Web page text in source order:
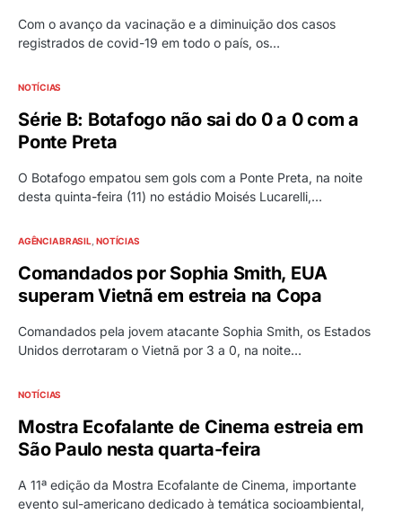
Com o avanço da vacinação e a diminuição dos casos
registrados de covid-19 em todo o país, os…
NOTÍCIAS
Série B: Botafogo não sai do 0 a 0 com a
Ponte Preta
O Botafogo empatou sem gols com a Ponte Preta, na noite
desta quinta-feira (11) no estádio Moisés Lucarelli,…
AGÊNCIA BRASIL NOTÍCIAS
Comandados por Sophia Smith, EUA
superam Vietnã em estreia na Copa
Comandados pela jovem atacante Sophia Smith, os Estados
Unidos derrotaram o Vietnã por 3 a 0, na noite…
NOTÍCIAS
Mostra Ecofalante de Cinema estreia em
São Paulo nesta quarta-feira
A 11ª edição da Mostra Ecofalante de Cinema, importante
evento sul-americano dedicado à temática socioambiental,